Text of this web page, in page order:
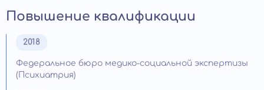
Повышение квалификации
2018
Федеральное бюро медико-социальной экспертизы
(Психиатрия)